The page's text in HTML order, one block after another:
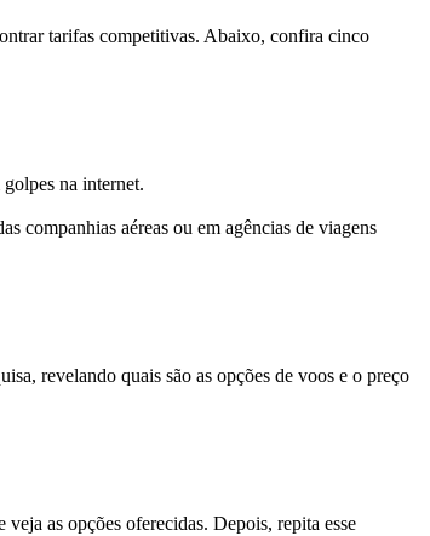
tarifas competitivas. Abaixo, confira cinco
na internet.
companhias aéreas ou em agências de viagens
revelando quais são as opções de voos e o preço
as opções oferecidas. Depois, repita esse